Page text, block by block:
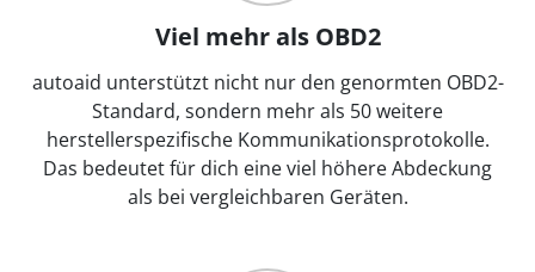
Viel mehr als OBD2
autoaid unterstützt nicht nur den genormten OBD2-
Standard, sondern mehr als 50 weitere
herstellerspezifische Kommunikationsprotokolle.
Das bedeutet für dich eine viel höhere Abdeckung
als bei vergleichbaren Geräten.